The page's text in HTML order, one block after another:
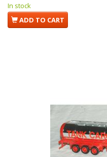
In stock
ADD TO CART